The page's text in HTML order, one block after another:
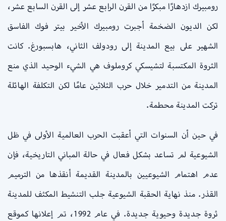
رومبيرك ازدهارًا مبكرًا من القرن الرابع عشر إلى القرن السابع عشر،
لكن الديون الضخمة أجبرت رومبيرك الأخير بيتر فوك الفاسق
الشهير على بيع المدينة إلى رودولف الثاني، هابسبورغ. كانت
الثروة المكتسبة لتشيسكي كروملوف هي الشيء الوحيد الذي منع
المدينة من التدمير خلال حرب الثلاثين عامًا لكن التكلفة الهائلة
تركت المدينة محطمة.
في حين أن السنوات التي أعقبت الحرب العالمية الأولى في ظل
الشيوعية لم تساعد بشكل فعال في حالة المباني التاريخية، فإن
عدم اهتمام الشيوعيين بالمدينة القديمة أنقذها من الترميم
القذر. منذ نهاية الحقبة الشيوعية جلب التنشيط المكثف للمدينة
ثروة جديدة وحيوية جديدة. في عام 1992، تم إعلانها كموقع